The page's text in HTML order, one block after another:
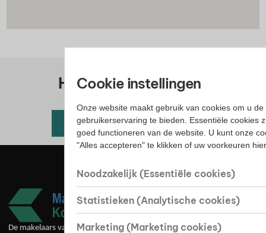
Huis kopen? Bekijk ons
woningaanbod
Alle beschikbare woningen
De makelaars van goede huize
Cookie instellingen
Onze website maakt gebruik van cookies om u
gebruikerservaring te bieden. Essentiële cookies
goed functioneren van de website. U kunt onze
"Alles accepteren" te klikken of uw voorkeuren
Noodzakelijk (Essentiële cookies)
Statistieken (Analytische cookies)
Marketing (Marketing cookies)